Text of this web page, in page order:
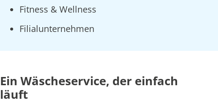
Fitness & Wellness
Filialunternehmen
Ein Wäscheservice, der einfach
läuft